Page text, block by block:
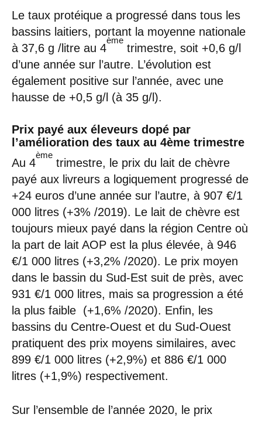
Le taux protéique a progressé dans tous les
bassins laitiers, portant la moyenne nationale
à 37,6 g /litre au 4
ème
trimestre, soit +0,6 g/l
d’une année sur l’autre. L’évolution est
également positive sur l’année, avec une
hausse de +0,5 g/l (à 35 g/l).
Prix payé aux éleveurs dopé par
l’amélioration des taux au 4ème trimestre
Au 4
ème
trimestre, le prix du lait de chèvre
payé aux livreurs a logiquement progressé de
+24 euros d’une année sur l’autre, à 907 €/1
000 litres (+3% /2019). Le lait de chèvre est
toujours mieux payé dans la région Centre où
la part de lait AOP est la plus élevée, à 946
€/1 000 litres (+3,2% /2020). Le prix moyen
dans le bassin du Sud-Est suit de près, avec
931 €/1 000 litres, mais sa progression a été
la plus faible (+1,6% /2020). Enfin, les
bassins du Centre-Ouest et du Sud-Ouest
pratiquent des prix moyens similaires, avec
899 €/1 000 litres (+2,9%) et 886 €/1 000
litres (+1,9%) respectivement.
Sur l’ensemble de l’année 2020, le prix